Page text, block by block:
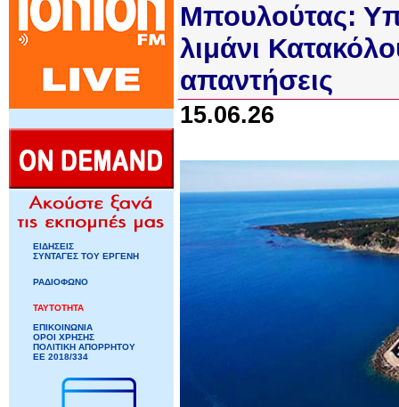
ΕΙΔΗΣΕΙΣ
ΣΥΝΤΑΓΕΣ ΤΟΥ ΕΡΓΕΝΗ
ΡΑΔΙΟΦΩΝΟ
ΤΑΥΤΟΤΗΤΑ
ΕΠΙΚΟΙΝΩΝΙΑ
ΟΡΟΙ ΧΡΗΣΗΣ
ΠΟΛΙΤΙΚΗ ΑΠΟΡΡΗΤΟΥ
ΕΕ 2018/334
Μπουλούτας:
λιμάνι
απαντήσεις
15.06.26